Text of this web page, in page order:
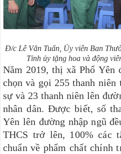
Đ/c Lê Văn Tuấn, Ủy viên Ban
Tỉnh ủy tặng hoa và động
Năm 2019,thị xã Phổ Yên
chọn và gọi 255 thanh niên
sự và 23 thanh niên lên
nhân dân. Được biết, số
Yên lên đường nhập ngũ
THCS trở lên, 100% các
chuẩn về phẩm chất chính